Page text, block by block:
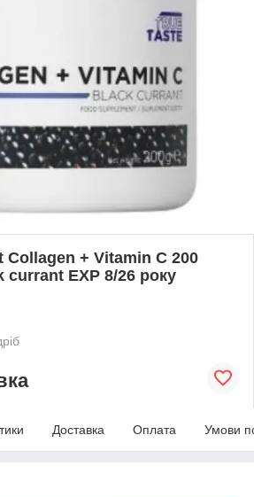
Collagen + Vitamin C 200
currant EXP 8/26 року
Доставка Оплата Умови